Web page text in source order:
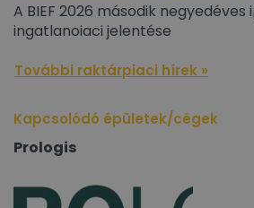
A BIEF 2026 második
ingatlanoiaci jelentése
További raktárpiaci hírek »
Kapcsolódó épületek/cégek
Prologis